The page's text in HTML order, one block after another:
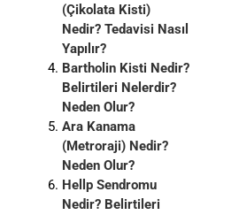
(Çikolata Kisti)
Nedir? Tedavisi Nasıl
Yapılır?
Bartholin Kisti Nedir?
Belirtileri Nelerdir?
Neden Olur?
Ara Kanama
(Metroraji) Nedir?
Neden Olur?
Hellp Sendromu
Nedir? Belirtileri